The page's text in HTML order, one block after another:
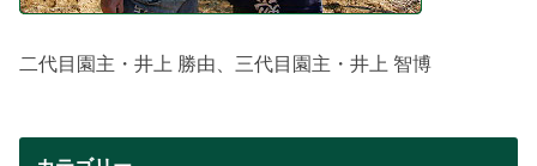
二代目園主・井上 勝由、三代目園主・井上 智博